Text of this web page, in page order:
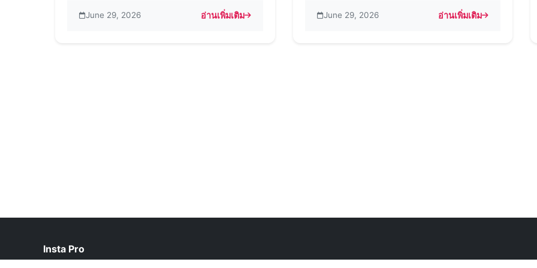
June 29, 2026 อ่านเพิ่มเติม
about Insta Pro 2 APK: สัมผัสประสบการณ์ที่ดีที่สุดของ Instagram พร้อมฟีเจอร์แต่งภาพ
June 29, 2026 อ่านเพิ่มเติม
about เคล็ดลับที่ดีที่สุดสำ
Insta Pro